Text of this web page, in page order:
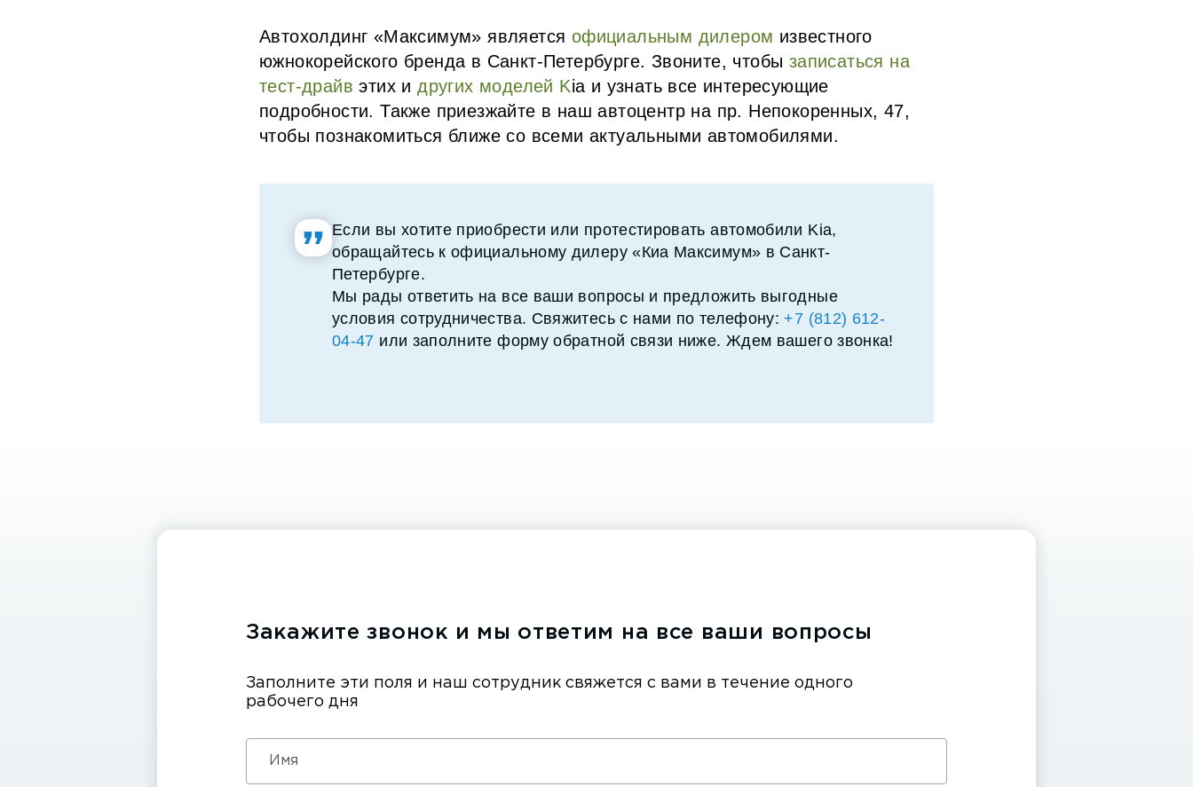
Автохолдинг «Максимум» является официальным дилером известного
южнокорейского бренда в Санкт-Петербурге. Звоните, чтобы записаться на
тест-драйв этих идругих моделей Kia и узнать все интересующие
подробности. Также приезжайте в наш автоцентр на пр. Непокоренных, 47,
чтобы познакомиться ближе со всеми актуальными автомобилями.
Если вы хотите приобрести или протестировать автомобили Kia,
обращайтесь к официальному дилеру «Киа Максимум» в Санкт-
Петербурге.
Мы рады ответить на все ваши вопросы и предложить выгодные
условия сотрудничества. Свяжитесь с нами по телефону:+7 (812) 612-
04-47 или заполните форму обратной связи ниже. Ждем вашего звонка!
Закажите звонок и мы ответим на все ваши вопросы
Заполните эти поля и наш сотрудник свяжется с вами в течение одного
рабочего дня